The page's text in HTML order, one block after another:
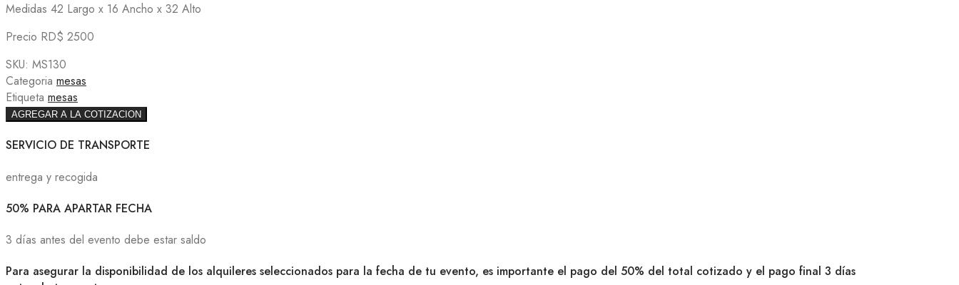
Medidas 42 Largo x 16 Ancho x 32 Alto
Precio RD$ 2500
SKU: MS130
Categoria mesas
Etiqueta mesas
AGREGAR A LA COTIZACION
SERVICIO DE TRANSPORTE
entrega y recogida
50% PARA APARTAR FECHA
3 días antes del evento debe estar saldo
Para asegurar la disponibilidad de los alquileres seleccionados para la fecha de tu evento, es importante el pago del 50% del total cotizado y el pago final 3 días